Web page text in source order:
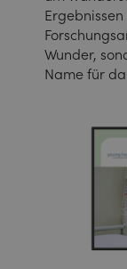
Wunder,
Name für